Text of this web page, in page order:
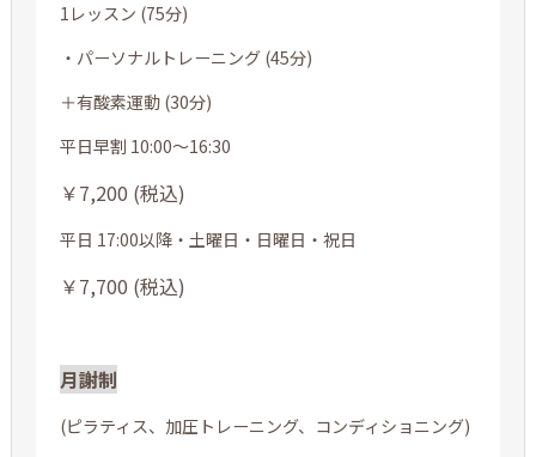
1レッスン (75分)
・パーソナルトレーニング (45分)
＋有酸素運動 (30分)
平日早割 10:00～16:30
￥7,200 (税込)
平日 17:00以降・土曜日・日曜日・祝日
￥7,700 (税込)
月謝制
(ピラティス、加圧トレーニング、コンディショニング)